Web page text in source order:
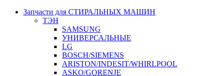
Запчасти для СТИРАЛЬНЫХ МАШИН
ТЭН
SAMSUNG
УНИВЕРСАЛЬНЫЕ
LG
BOSCH/SIEMENS
ARISTON/INDESIT/WHIRLPOOL
ASKO/GORENJE